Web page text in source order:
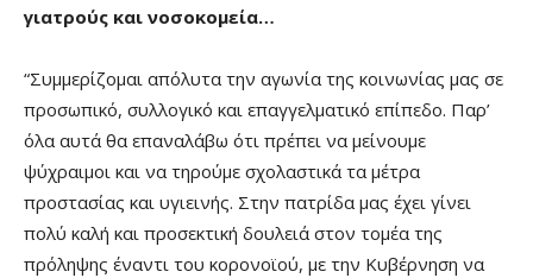
γιατρούς και νοσοκομεία…
“Συμμερίζομαι απόλυτα την αγωνία της κοινωνίας μας σε
προσωπικό, συλλογικό και επαγγελματικό επίπεδο. Παρ’
όλα αυτά θα επαναλάβω ότι πρέπει να μείνουμε
ψύχραιμοι και να τηρούμε σχολαστικά τα μέτρα
προστασίας και υγιεινής. Στην πατρίδα μας έχει γίνει
πολύ καλή και προσεκτική δουλειά στον τομέα της
πρόληψης έναντι του κορονοϊού, με την Κυβέρνηση να